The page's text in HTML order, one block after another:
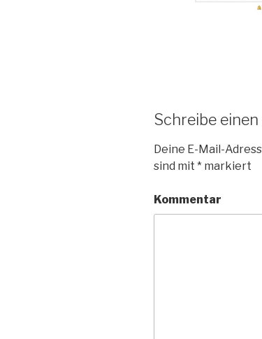
Schreibe
Deine E-Mail-
sind mit * markiert
Kommentar